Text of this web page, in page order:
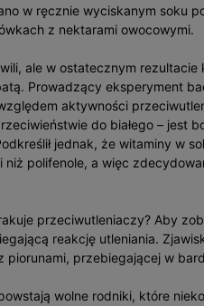
w ręcznie wyciskanym soku
z nektarami owocowymi.
ale w ostatecznym rezultacie
Prowadzący eksperyment
aktywności
do białego – jest
jednak, że witaminy w
polifenole, a więc
przeciwutleniaczy? Aby
reakcję utleniania.
przebiegającej w
wolne rodniki, które